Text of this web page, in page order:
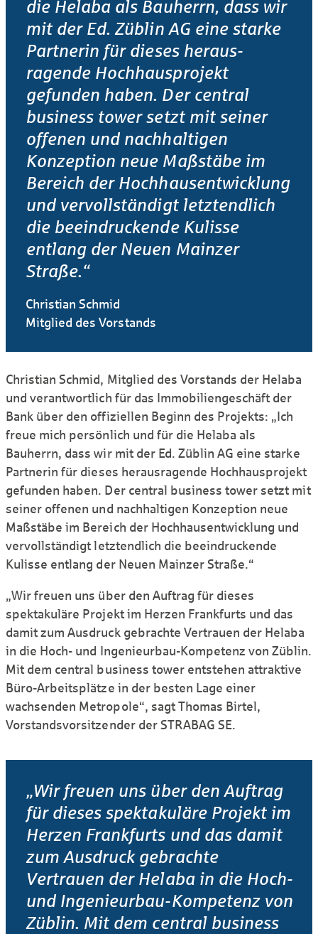
die Helaba als Bau­herrn, dass wir
mit der Ed. Züblin AG eine starke
Partnerin für dieses heraus­
ragende Hoch­haus­projekt
gefunden haben. Der central
business tower setzt mit seiner
offenen und nachhaltigen
Konzeption neue Maßstäbe im
Bereich der Hochhausentwicklung
und vervollständigt letztendlich
die beeindruckende Kulisse
entlang der Neuen Mainzer
Straße.“
Christian Schmid
Mitglied des Vorstands
Christian Schmid, Mitglied des Vorstands der Helaba
und verantwortlich für das Immobilien­geschäft der
Bank über den offiziellen Beginn des Projekts: „Ich
freue mich persönlich und für die Helaba als
Bauherrn, dass wir mit der Ed. Züblin AG eine starke
Partnerin für dieses herausragende Hoch­hausprojekt
gefunden haben. Der central business tower setzt mit
seiner offenen und nach­haltigen Konzeption neue
Maßstäbe im Bereich der Hoch­hausentwicklung und
vervollständigt letzt­endlich die beeindruckende
Kulisse entlang der Neuen Mainzer Straße.“
„Wir freuen uns über den Auftrag für dieses
spektakuläre Projekt im Herzen Frankfurts und das
damit zum Ausdruck gebrachte Vertrauen der Helaba
in die Hoch- und Ingenieurbau-Kompetenz von Züblin.
Mit dem central business tower entstehen attraktive
Büro-Arbeits­plätze in der besten Lage einer
wachsenden Metropole“, sagt Thomas Birtel,
Vorstandsvorsitzender der STRABAG SE.
„Wir freuen uns über den Auftrag
für dieses spektakuläre Projekt im
Herzen Frankfurts und das damit
zum Ausdruck gebrachte
Vertrauen der Helaba in die Hoch-
und Ingenieurbau-Kompetenz von
Züblin. Mit dem central business